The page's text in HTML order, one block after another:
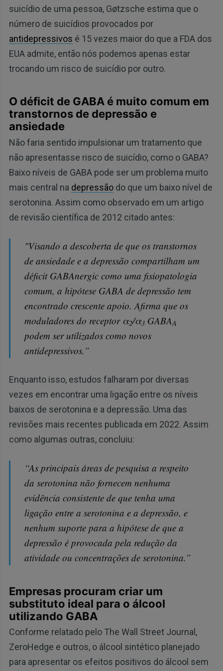
suicídio de uma pessoa, Gøtzsche estima que o
número de suicídios provocados ​​por
antidepressivos é 15 vezes maior do que a FDA dos
EUA admite, então nós podemos apenas estar
trocando um risco de suicídio por outro.
O déficit de GABA é muito comum em
transtornos de depressão e
ansiedade
Não faria sentido impulsionar um tratamento que
não apresentasse risco de suicídio, como o GABA?
Baixo níveis de GABA pode ser um problema muito
mais central na depressãodo que um baixo nível de
serotonina. Assim como observado em um artigo
de revisão científica de 2012 citado antes:
"Visando a descoberta de que os transtornos
de ansiedade e a depressão compartilham um
déficit GABAnergic como uma fisiopatologia
comum, a hipótese GABA de depressão tem
encontrado crescente apoio. Afirma que os
moduladores do receptor α2/α3 GABAA
podem ser utilizados como novos
antidepressivos.”
Enquanto isso, estudos falharam por diversas
vezes em encontrar uma ligação entre os níveis
baixos de serotonina e a depressão. Uma das
revisões mais recentes publicada em 2022. Assim
como algumas outras, concluiu:
“As principais áreas de pesquisa a respeito
da serotonina não fornecem nenhuma
evidência consistente de que tenha uma
ligação entre a serotonina e a depressão, e
nenhum suporte para a hipótese de que a
depressão é provocada pela redução da
atividade ou concentrações de serotonina.”
Empresas procuram criar um
substituto ideal para o álcool
utilizando GABA
Conforme relatado pelo The Wall Street Journal,
ZeroHedge e outros, o álcool sintético planejado
para apresentar os efeitos positivos do álcool sem